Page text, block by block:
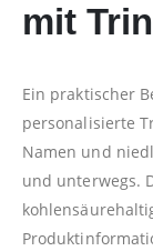
mit
Ein praktischer
personalisierte
Namen und
und unterwegs.